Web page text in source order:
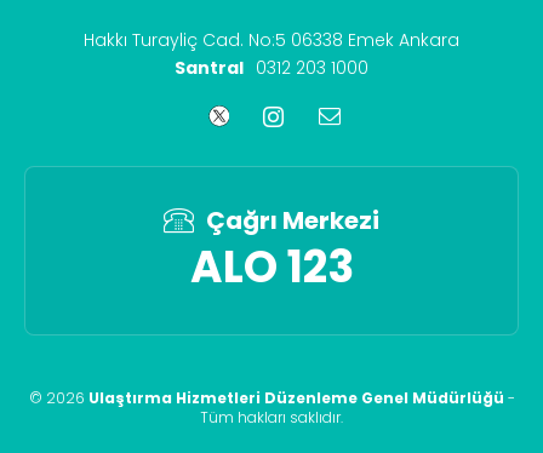
Hakkı Turayliç Cad. No:5 06338 Emek Ankara
Santral 0312 203 1000
Çağrı Merkezi
ALO 123
© 2026 Ulaştırma Hizmetleri Düzenleme Genel Müdürlüğü -
Tüm hakları saklıdır.